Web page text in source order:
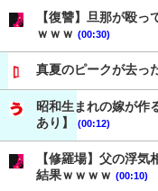
【復讐】旦那が殴
ｗｗｗ (00:30)
真夏のピークが去っ
昭和生まれの嫁が作
あり】
(00:12)
【修羅場】父の浮
結果ｗｗｗｗ (00:10)